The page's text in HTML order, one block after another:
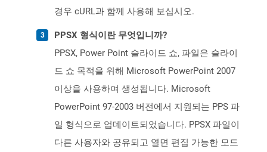
경우 cURL과 함께 사용해 보십시오.
PPSX 형식이란 무엇입니까?
PPSX, Power Point 슬라이드 쇼, 파일은 슬라이
드 쇼 목적을 위해 Microsoft PowerPoint 2007
이상을 사용하여 생성됩니다. Microsoft
PowerPoint 97-2003 버전에서 지원되는 PPS 파
일 형식으로 업데이트되었습니다. PPSX 파일이
다른 사용자와 공유되고 열면 편집 가능한 모드